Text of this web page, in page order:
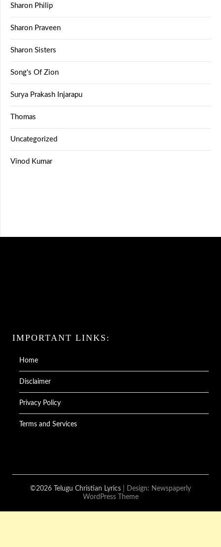
Sharon Philip
Sharon Praveen
Sharon Sisters
Song's Of Zion
Surya Prakash Injarapu
Thomas
Uncategorized
Vinod Kumar
IMPORTANT LINKS:
Home
Disclaimer
Privacy Policy
Terms and Services
©2026 Telugu Christian Lyrics | Design: Newspaperly
WordPress Theme